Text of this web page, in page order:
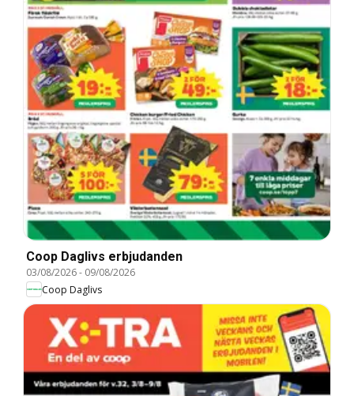
Coop Daglivs erbjudanden
03/08/2026- 09/08/2026
Coop Daglivs